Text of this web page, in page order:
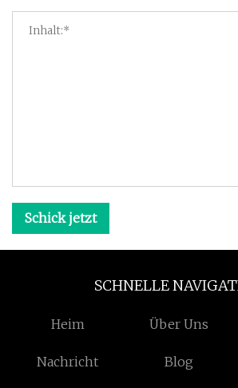
Schick jetzt
SCHNELLE
Heim Über Uns
Nachricht Blog